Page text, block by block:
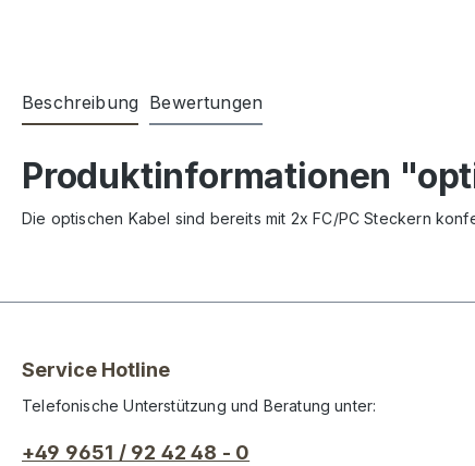
Beschreibung Bewertungen
Produktinformationen
Die optischen Kabel sind bereits mit 2x FC/PC Steckern
Service Hotline
Telefonische Unterstützung und Beratung unter:
+49 9651 / 92 42 48 - 0